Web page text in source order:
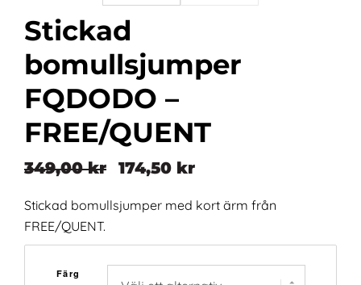
Stickad
bomullsjumper
FQDODO –
FREE/QUENT
349,00kr
Det
ursprungliga
priset
var:
349,00 kr.
174,50 kr
Det
nuvarande
priset
är:
Stickad bomullsjumper med kort ärm från
FREE/QUENT.
Färg